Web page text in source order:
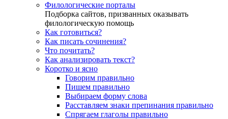
Филологические порталы
Подборка сайтов, призванных оказывать
филологическую помощь
Как готовиться?
Как писать сочинения?
Что почитать?
Как анализировать текст?
Коротко и ясно
Говорим правильно
Пишем правильно
Выбираем форму слова
Расставляем знаки препинания правильно
Спрягаем глаголы правильно